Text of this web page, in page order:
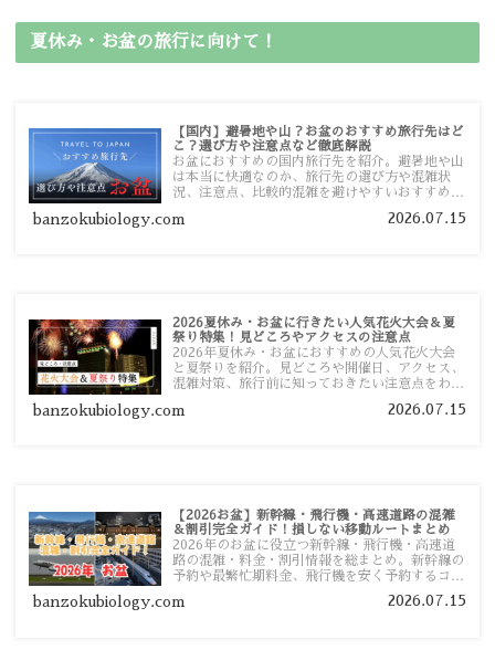
夏休み・お盆の旅行に向けて！
【国内】避暑地や山？お盆のおすすめ旅行先はど
こ？選び方や注意点など徹底解説
お盆におすすめの国内旅行先を紹介。避暑地や山
は本当に快適なのか、旅行先の選び方や混雑状
況、注意点、比較的混雑を避けやすいおすすめス
す。
banzokubiology.com 2026.07.15
2026夏休み・お盆に行きたい人気花火大会＆夏
祭り特集！見どころやアクセスの注意点
2026年夏休み・お盆におすすめの人気花火大会
と夏祭りを紹介。見どころや開催日、アクセス、
混雑対策、旅行前に知っておきたい注意点をわか
banzokubiology.com 2026.07.15
【2026お盆】新幹線・飛行機・高速道路の混雑
＆割引完全ガイド！損しない移動ルートまとめ
2026年のお盆に役立つ新幹線・飛行機・高速道
路の混雑・料金・割引情報を総まとめ。新幹線の
予約や最繁忙期料金、飛行機を安く予約するコ
い移動方法を分かりやすく解説します。
banzokubiology.com 2026.07.15